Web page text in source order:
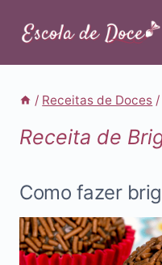
para
/ Receitas de Doces /
Receita de
Como fazer